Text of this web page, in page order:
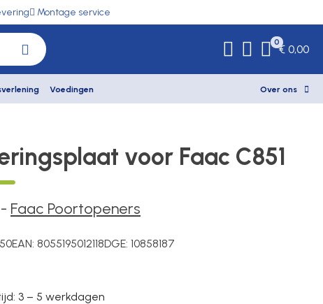
Montage service
0
€ 0,00
Voedingen Over ons
voor Faac C851
- Faac Poortopeners
EAN: 8055195012118DGE: 10858187
3 – 5 werkdagen